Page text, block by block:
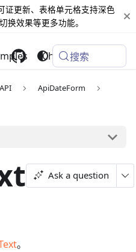
证更新、表格单元格支持深色
换效果等更多功能。
Changelog
搜索
ApiDateForm
Ask a question
。